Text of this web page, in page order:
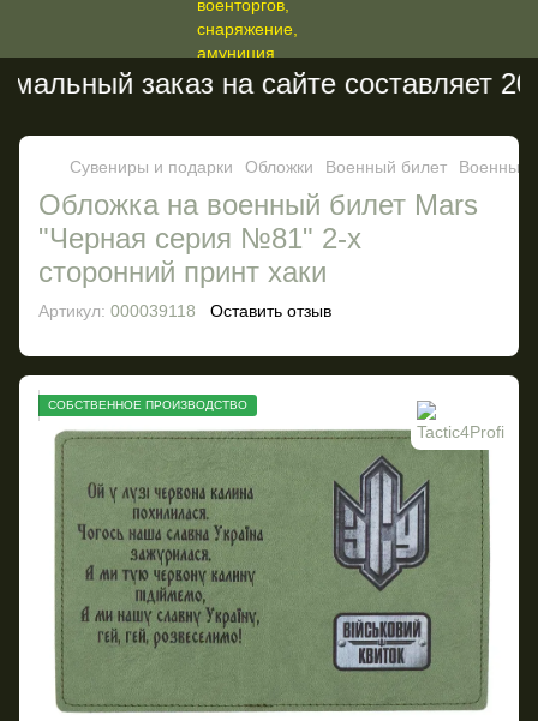
заказ на сайте составляет 200
Сувениры и подарки Обложки Военный билет Военный
Обложка на военный билет Mars
"Черная серия №81" 2-х
сторонний принт хаки
Артикул: 000039118 Оставить отзыв
СОБСТВЕННОЕ ПРОИЗВОДСТВО